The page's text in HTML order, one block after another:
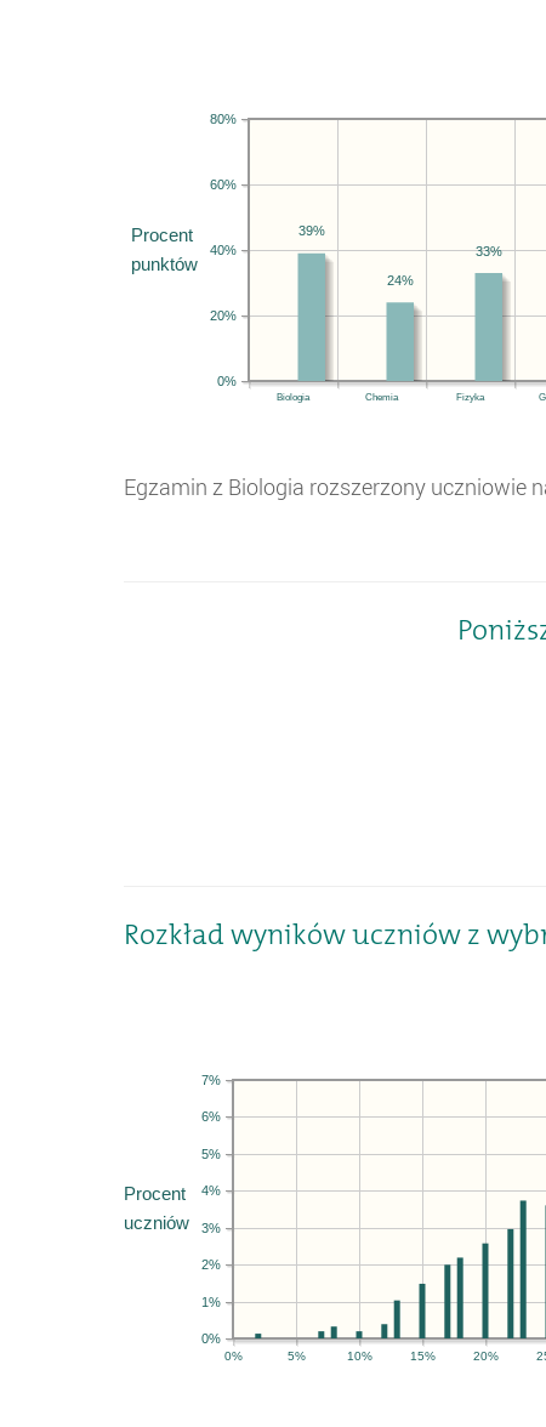
Biologia Chemia Fizyka
Procent
punktów
0%
20%
40%
60%
80%
33%
24%
39%
Egzamin z Biologia rozszerzony uczniowie
Rozkład wyników uczniów z
0% 5% 10% 15% 20%
Procent
uczniów
0%
1%
2%
3%
4%
5%
6%
7%